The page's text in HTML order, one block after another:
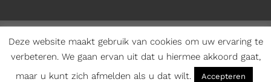
Copyright 2026 ©Munsterhuis- Onderdeel Munsterhuis
Groep
Deze website maakt gebruik van cookies om uw ervaring te
verbeteren. We gaan ervan uit dat u hiermee akkoord gaat,
maar u kunt zich afmelden als u dat wilt.
Accepteren